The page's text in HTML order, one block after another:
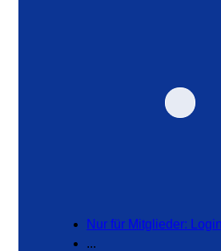
Nur für Mitglieder:
...